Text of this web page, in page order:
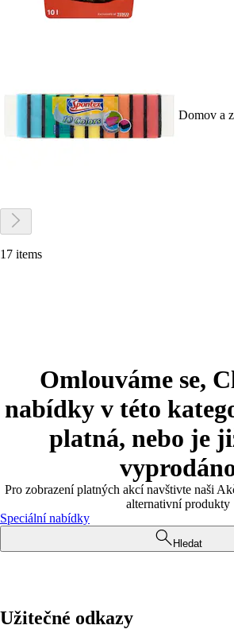
Domov a
17 items
Omlouváme se,
nabídky v této
platná, nebo je
Pro zobrazení platných akcí navštivte naši
alternativní produkty
Speciální nabídky
Hledat
Užitečné odkazy